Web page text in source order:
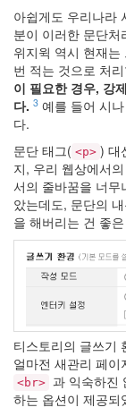
아쉽게도 우리나라
분이 이러한 문단
위지윅 역시 현재는
번 적는 것으로 처
이 필요한 경우, 강
다. 3 예를 들어 시
다.
문단 태그( <p> ) 대
지, 우리 웹상에서
서의 줄바꿈을 너
았는데도, 문단의
을 해버리는 건 좋
티스토리의 글쓰기
얼마전 새관리 페
<br> 과 익숙하진
하는 옵션이 제공되
2
by
hi8ar
흠..
Pin
it!
2
by
hi8ar
부
왘..
드
디
2
by
hi8ar